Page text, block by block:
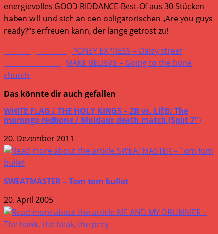
energievolles GOOD RIDDANCE-Best-Of aus 30 Stücken
haben will und sich an den obligatorischen „Are you guys
ready?“s erfreuen kann, der lange getrost zu!
Weitere
Artikel
ansehen
PONEY EXPRESS – Daisy street
MAKE BELIEVE – Going to the bone
church
Das könnte dir auch gefallen
WHITE FLAG / THE HOLY KINGS – 2B vs. Lil’B: The
morongo redbone / Muldaur death match (Split 7″)
20. Dezember 2011
SWEATMASTER – Tom tom bullet
20. April 2005